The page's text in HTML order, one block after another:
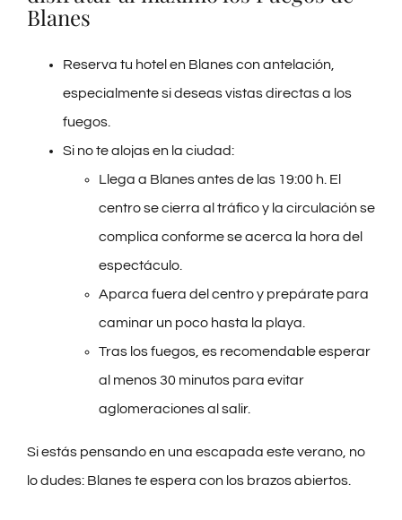
Blanes
Reserva tu hotel en Blanes con antelación,
especialmente si deseas vistas directas a los
fuegos.
Si no te alojas en la ciudad:
Llega a Blanes antes de las 19:00 h. El
centro se cierra al tráfico y la circulación se
complica conforme se acerca la hora del
espectáculo.
Aparca fuera del centro y prepárate para
caminar un poco hasta la playa.
Tras los fuegos, es recomendable esperar
al menos 30 minutos para evitar
aglomeraciones al salir.
Si estás pensando en una escapada este verano, no
lo dudes: Blanes te espera con los brazos abiertos.